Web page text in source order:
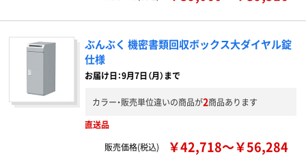
ぶんぶく 機密書類回収ボックス大ダイヤル錠
仕様
お届け日：9月7日（月）まで
カラー・販売単位違いの商品が2商品あります
直送品
販売価格(税込)
￥42,718～￥56,284